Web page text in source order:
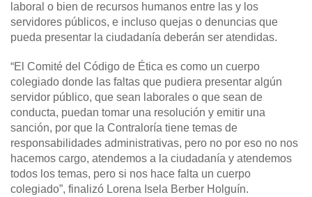
laboral o bien de recursos humanos entre las y los
servidores públicos, e incluso quejas o denuncias que
pueda presentar la ciudadanía deberán ser atendidas.
“El Comité del Código de Ética es como un cuerpo
colegiado donde las faltas que pudiera presentar algún
servidor público, que sean laborales o que sean de
conducta, puedan tomar una resolución y emitir una
sanción, por que la Contraloría tiene temas de
responsabilidades administrativas, pero no por eso no nos
hacemos cargo, atendemos a la ciudadanía y atendemos
todos los temas, pero si nos hace falta un cuerpo
colegiado”, finalizó Lorena Isela Berber Holguín.